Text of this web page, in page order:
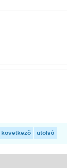
következő utolsó